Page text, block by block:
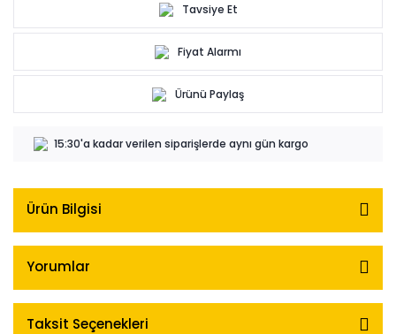
Tavsiye Et
Fiyat Alarmı
Ürünü Paylaş
15:30'a kadar verilen siparişlerde aynı gün kargo
Ürün Bilgisi
Yorumlar
Taksit Seçenekleri